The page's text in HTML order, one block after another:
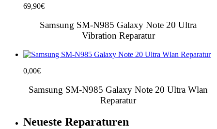
69,90€
Samsung SM-N985 Galaxy Note 20 Ultra
Vibration Reparatur
0,00€
Samsung SM-N985 Galaxy Note 20 Ultra Wlan
Reparatur
Neueste Reparaturen